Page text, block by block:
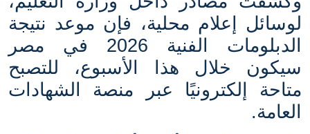
لوسائل إعلام محلية، فإن موعد نتيجة
الدبلومات الفنية 2026 في مصر
سيكون خلال هذا الأسبوع، للتصبح
متاحة إلكترونيًا عبر منصة الشهادات
العامة.